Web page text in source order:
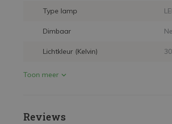
Type lamp
Dimbaar
Lichtkleur (Kelvin)
Toon meer
Reviews